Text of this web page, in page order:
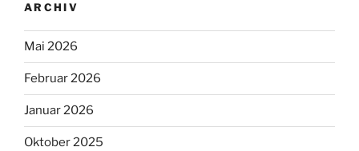
ARCHIV
Mai 2026
Februar 2026
Januar 2026
Oktober 2025